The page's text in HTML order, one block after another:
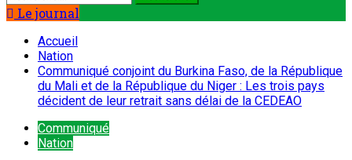
Le journal
Accueil
Nation
Communiqué conjoint du Burkina Faso, de la République
du Mali et de la République du Niger : Les trois pays
décident de leur retrait sans délai de la CEDEAO
Communiqué
Nation